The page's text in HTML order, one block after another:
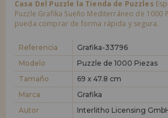
nuevo distribuidor
¿Eres Profesional o Empresa?. ¿Quieres
condiciones de ventas con descuentos
¡Adelante! Te estábamos esperando.
Casa Del Puzzle la Tienda de Puzzles
Puzzle Grafika Sueño Mediterráneo de 1000
pueda comprar de forma rápida y segura.
Referencia
Grafika-33796
Modelo
Puzzle de 1000 Piezas
Tamaño
69 x 47.8 cm
Marca
Grafika
Autor
Interlitho Licensing